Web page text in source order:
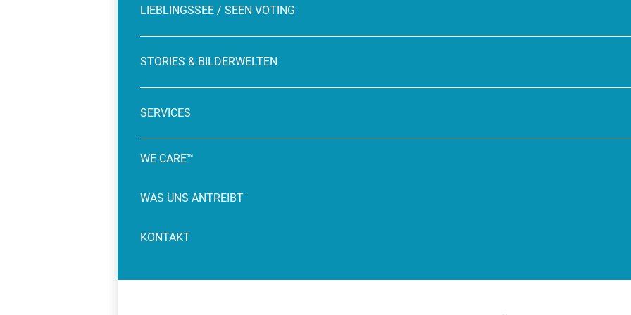
LIEBLINGSSEE / SEEN VOTING
STORIES & BILDERWELTEN
SERVICES
WE CARE™
WAS UNS ANTREIBT
KONTAKT